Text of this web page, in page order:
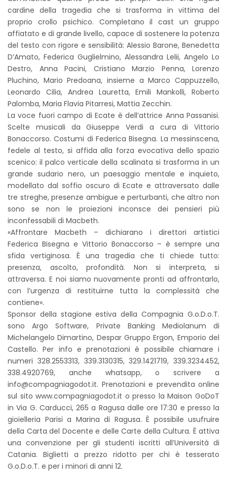
cardine della tragedia che si trasforma in vittima del
proprio crollo psichico. Completano il cast un gruppo
affiatato e di grande livello, capace di sostenere la potenza
del testo con rigore e sensibilità: Alessio Barone, Benedetta
D’Amato, Federica Guglielmino, Alessandra Lelii, Angelo Lo
Destro, Anna Pacini, Cristiano Marzio Penna, Lorenzo
Pluchino, Mario Predoana, insieme a Marco Cappuzzello,
Leonardo Cilia, Andrea Lauretta, Emili Mankolli, Roberto
Palomba, Maria Flavia Pitarresi, Mattia Zecchin.
La voce fuori campo di Ecate è dell’attrice Anna Passanisi.
Scelte musicali da Giuseppe Verdi a cura di Vittorio
Bonaccorso. Costumi di Federica Bisegna. La messinscena,
fedele al testo, si affida alla forza evocativa dello spazio
scenico: il palco verticale della scalinata si trasforma in un
grande sudario nero, un paesaggio mentale e inquieto,
modellato dal soffio oscuro di Ecate e attraversato dalle
tre streghe, presenze ambigue e perturbanti, che altro non
sono se non le proiezioni inconsce dei pensieri più
inconfessabili di Macbeth.
«Affrontare Macbeth – dichiarano i direttori artistici
Federica Bisegna e Vittorio Bonaccorso – è sempre una
sfida vertiginosa. È una tragedia che ti chiede tutto:
presenza, ascolto, profondità. Non si interpreta, si
attraversa. E noi siamo nuovamente pronti ad affrontarlo,
con l’urgenza di restituirne tutta la complessità che
contiene».
Sponsor della stagione estiva della Compagnia G.o.D.o.T.
sono Argo Software, Private Banking Mediolanum di
Michelangelo Dimartino, Despar Gruppo Ergon, Emporio del
Castello. Per info e prenotazioni è possibile chiamare i
numeri 328.2553313, 339.3130315, 329.1421719, 339.3234452,
338.4920769, anche whatsapp, o scrivere a
info@compagniagodot.it. Prenotazioni e prevendita online
sul sito www.compagniagodot.it o presso la Maison GoDoT
in Via G. Carducci, 265 a Ragusa dalle ore 17:30 e presso la
gioielleria Parisi a Marina di Ragusa. È possibile usufruire
della Carta del Docente e delle Carte della Cultura. È attiva
una convenzione per gli studenti iscritti all’Università di
Catania. Biglietti a prezzo ridotto per chi è tesserato
G.o.D.o.T. e per i minori di anni 12.